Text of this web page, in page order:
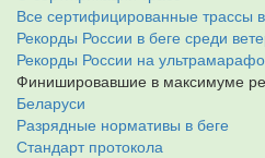
Все сертифицированные трассы
Рекорды России в беге среди
Рекорды России на
Финишировавшие в максимуме
Беларуси
Разрядные нормативы в беге
Стандарт протокола